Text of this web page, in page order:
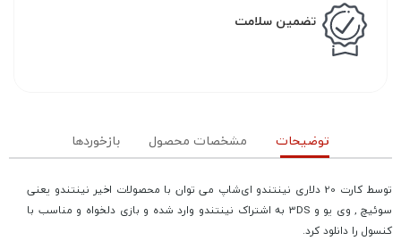
تضمین سلامت
توضیحات مشخصات محصول بازخوردها
توسط کارت 20 دلاری نینتندو ای‌شاپ می توان با محصولات اخیر نینتندو یعنی
سوئیچ , وی یو و 3DS به اشتراک نینتندو وارد شده و بازی دلخواه و مناسب با
کنسول را دانلود کرد.